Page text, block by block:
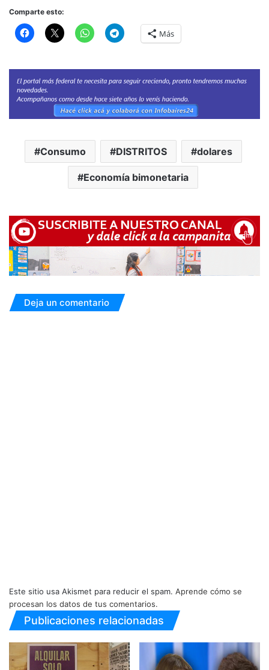
Comparte esto:
Más
Consumo DISTRITOS dolares
Economía bimonetaria
Deja un comentario
Este sitio usa Akismet para reducir el spam. Aprende cómo se
procesan los datos de tus comentarios.
Publicaciones relacionadas